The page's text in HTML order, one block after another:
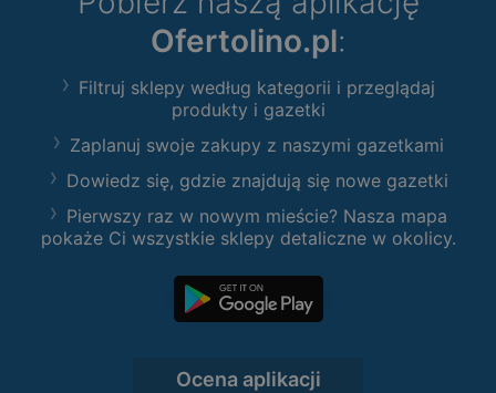
Ofertolino.pl:
Filtruj sklepy według kategorii i przeglądaj
produkty i gazetki
Zaplanuj swoje zakupy z naszymi gazetkami
Dowiedz się, gdzie znajdują się nowe gazetki
Pierwszy raz w nowym mieście? Nasza mapa
pokaże Ci wszystkie sklepy detaliczne w okolicy.
Ocena aplikacji